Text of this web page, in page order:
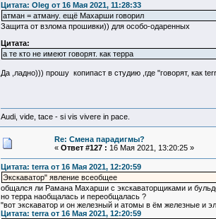
Цитата: Oleg от 16 Мая 2021, 11:28:33
атман = атману. ещё Махарши говорил
Защита от взлома прошивки)) для особо-одаренных
Цитата:
а те кто не имеют говорят. как терра
Да ,ладно))) прошу копипаст в студию ,где "говорят, как
Audi, vide, tace - si vis vivere in pace.
Re: Смена парадигмы?
« Ответ #127 : 16 Мая 2021, 13:20:25 »
Цитата: terra от 16 Мая 2021, 12:20:59
Экскаватор" явление всеобщее
общался ли Рамана Махарши с экскаваторщиками и
но терра наобщалась и переобщалась ?
"вот экскаватор и он железный и атомы в ём железные и
Цитата: terra от 16 Мая 2021, 12:20:59